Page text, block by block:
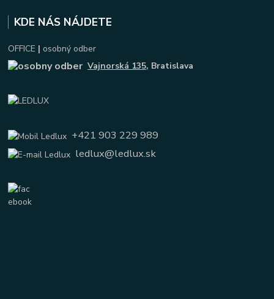
KDE NÁS NÁJDETE
OFFICE | osobný odber
Vajnorská 135, Bratislava
+421 903 229 989
ledlux@ledlux.sk